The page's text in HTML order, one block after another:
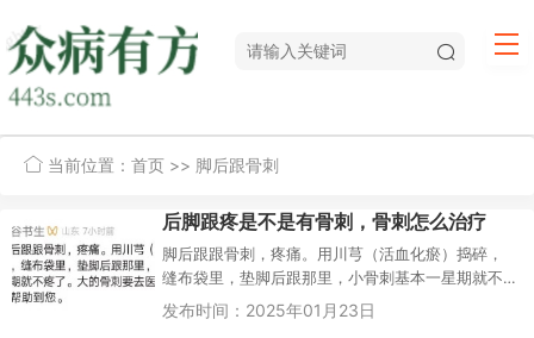
当前位置： 首页 >> 脚后跟骨刺
后脚跟疼是不是有骨刺，骨刺怎么治疗
脚后跟跟骨刺，疼痛。用川芎（活血化瘀）捣碎，
缝布袋里，垫脚后跟那里，小骨刺基本一星期就不
疼了。大的骨刺要去医院的。。希望能帮助到您。...
发布时间：2025年01月23日